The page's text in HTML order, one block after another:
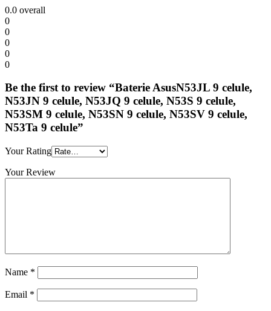
0.0 overall
0
0
0
0
0
Be the first to review “Baterie AsusN53JL 9 celule,
N53JN 9 celule, N53JQ 9 celule, N53S 9 celule,
N53SM 9 celule, N53SN 9 celule, N53SV 9 celule,
N53Ta 9 celule”
Your Rating
Your Review
Name *
Email *